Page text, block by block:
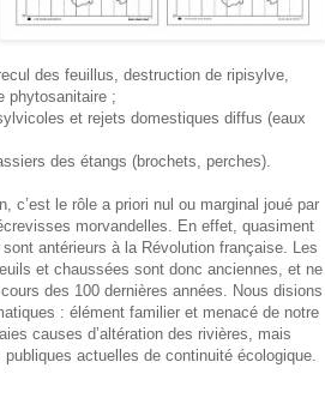
des feuillus, destruction de ripisylve,
phytosanitaire ;
et rejets domestiques diffus (eaux
des étangs (brochets, perches).
c’est le rôle a priori nul ou marginal joué par
morvandelles. En effet, quasiment
antérieurs à la Révolution française. Les
et chaussées sont donc anciennes, et ne
des 100 dernières années. Nous disions
: élément familier et menacé de notre
causes d’altération des rivières, mais
actuelles de continuité écologique.